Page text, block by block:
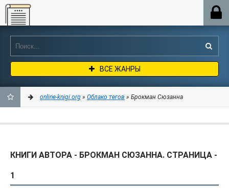
Online-knigi.org
ВСЕ ЖАНРЫ
ЗАКЛАДКИ
online-knigi.org » Облако тегов » Брокман Сюзанна
КНИГИ АВТОРА - БРОКМАН СЮЗАННА. СТРАНИЦА -
1